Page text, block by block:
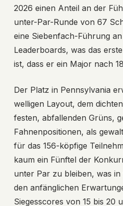
2026 einen Anteil an der
unter-Par-Runde von 67
eine Siebenfach-Führung
Leaderboards, was das
ist, dass er ein Major nach
Der Platz in Pennsylvania
welligen Layout, dem
festen, abfallenden Grüns,
Fahnenpositionen, als
für das 156-köpfige
kaum ein Fünftel der
unter Par zu bleiben, was
den anfänglichen
Siegesscores von 15 bis 20